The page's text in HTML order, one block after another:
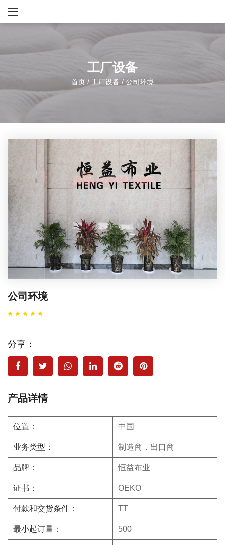
工厂设备
首页 / 工厂设备 / 公司环境
公司环境
分享：
产品详情
位置： 中国
业务类型： 制造商，出口商
品牌： 恒益布业
证书： OEKO
付款和交货条件： TT
最小起订量： 500